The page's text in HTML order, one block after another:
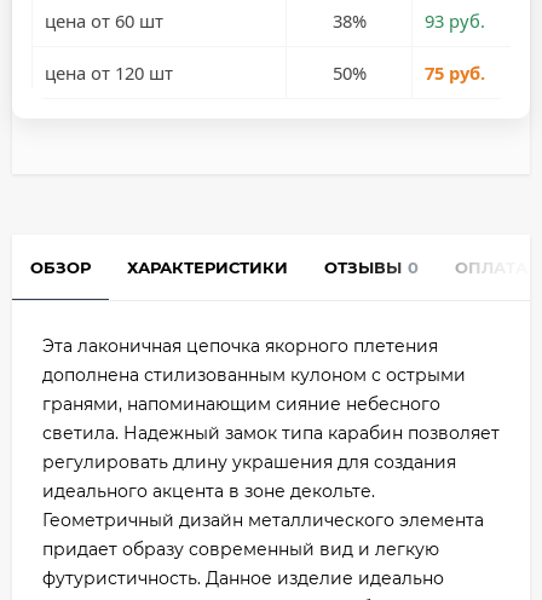
цена от 60 шт 38% 93 руб.
цена от 120 шт 50% 75 руб.
ОБЗОР ХАРАКТЕРИСТИКИ ОТЗЫВЫ 0 ОПЛАТА
Эта лаконичная цепочка якорного плетения
дополнена стилизованным кулоном с острыми
гранями, напоминающим сияние небесного
светила. Надежный замок типа карабин позволяет
регулировать длину украшения для создания
идеального акцента в зоне декольте.
Геометричный дизайн металлического элемента
придает образу современный вид и легкую
футуристичность. Данное изделие идеально